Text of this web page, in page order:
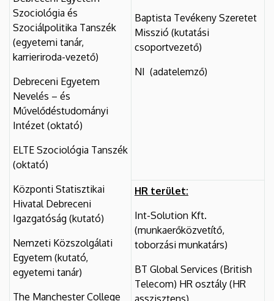
Szociológia és
Szociálpolitika Tanszék
(egyetemi tanár,
karrieriroda-vezető)
Debreceni Egyetem
Nevelés – és
Művelődéstudományi
Intézet (oktató)
ELTE Szociológia Tanszék
(oktató)
Központi Statisztikai
Hivatal Debreceni
Igazgatóság (kutató)
Nemzeti Közszolgálati
Egyetem (kutató,
egyetemi tanár)
The Manchester College
Baptista Tevékeny Szeretet
Misszió (kutatási
csoportvezető)
NI (adatelemző)
HR terület:
Int-Solution Kft.
(munkaerőközvetítő,
toborzási munkatárs)
BT Global Services (British
Telecom) HR osztály (HR
asszisztens)